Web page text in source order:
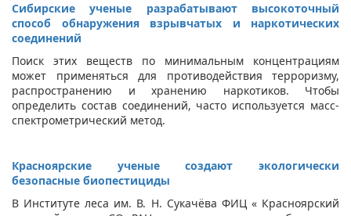
Сибирские ученые разрабатывают высокоточный
способ обнаружения взрывчатых и наркотических
соединений
Поиск этих веществ по минимальным концентрациям
может применяться для противодействия терроризму,
распространению и хранению наркотиков. Чтобы
определить состав соединений, часто используется масс-
спектрометрический метод.
Красноярские ученые создают экологически
безопасные биопестициды
В Институте леса им. В. Н. Сукачёва ФИЦ « Красноярский